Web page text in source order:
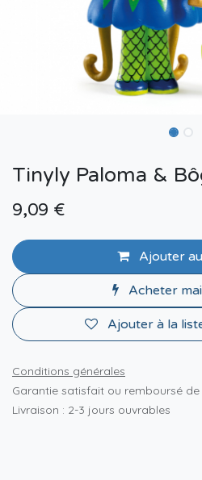
Tinyly Paloma &
9,09 €
Ajouter
Acheter
Ajouter à la
Conditions générales
Garantie satisfait ou remboursé
Livraison : 2-3 jours ouvrables